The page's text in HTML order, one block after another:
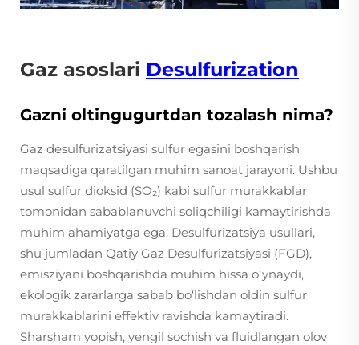
Gaz asoslari Desulfurization
Gazni oltingugurtdan tozalash nima?
Gaz desulfurizatsiyasi sulfur egasini boshqarish
maqsadiga qaratilgan muhim sanoat jarayoni. Ushbu
usul sulfur dioksid (SO₂) kabi sulfur murakkablar
tomonidan sabablanuvchi soliqchiligi kamaytirishda
muhim ahamiyatga ega. Desulfurizatsiya usullari,
shu jumladan Qatiy Gaz Desulfurizatsiyasi (FGD),
emisziyani boshqarishda muhim hissa o‘ynaydi,
ekologik zararlarga sabab bo‘lishdan oldin sulfur
murakkablarini effektiv ravishda kamaytiradi.
Sharsham yopish, yengil sochish va fluidlangan olov